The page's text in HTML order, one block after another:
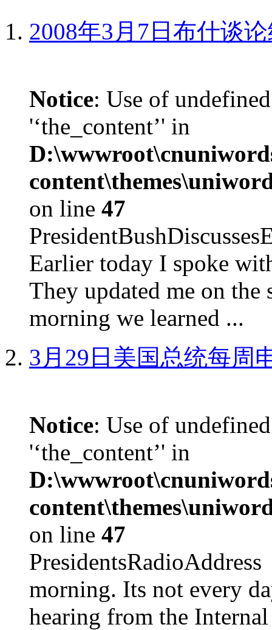
2008年3月7日布什谈
Notice: Use of
'‘the_content’' in
on line 47
Earlier today I spoke
They updated me on the
morning we learned ...
3月29日美国总统每周
Notice: Use of
'‘the_content’' in
on line 47
morning. Its not every
hearing from the